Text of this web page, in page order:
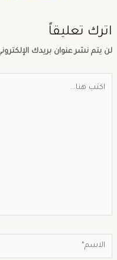
تعليقاً
يتم نشر عنوان بريدك الإلكتروني.